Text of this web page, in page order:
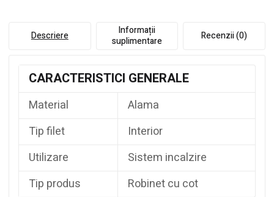
Descriere
Informații
suplimentare
Recenzii (0)
CARACTERISTICI GENERALE
Material
Alama
Tip filet
Interior
Utilizare
Sistem incalzire
Tip produs
Robinet cu cot